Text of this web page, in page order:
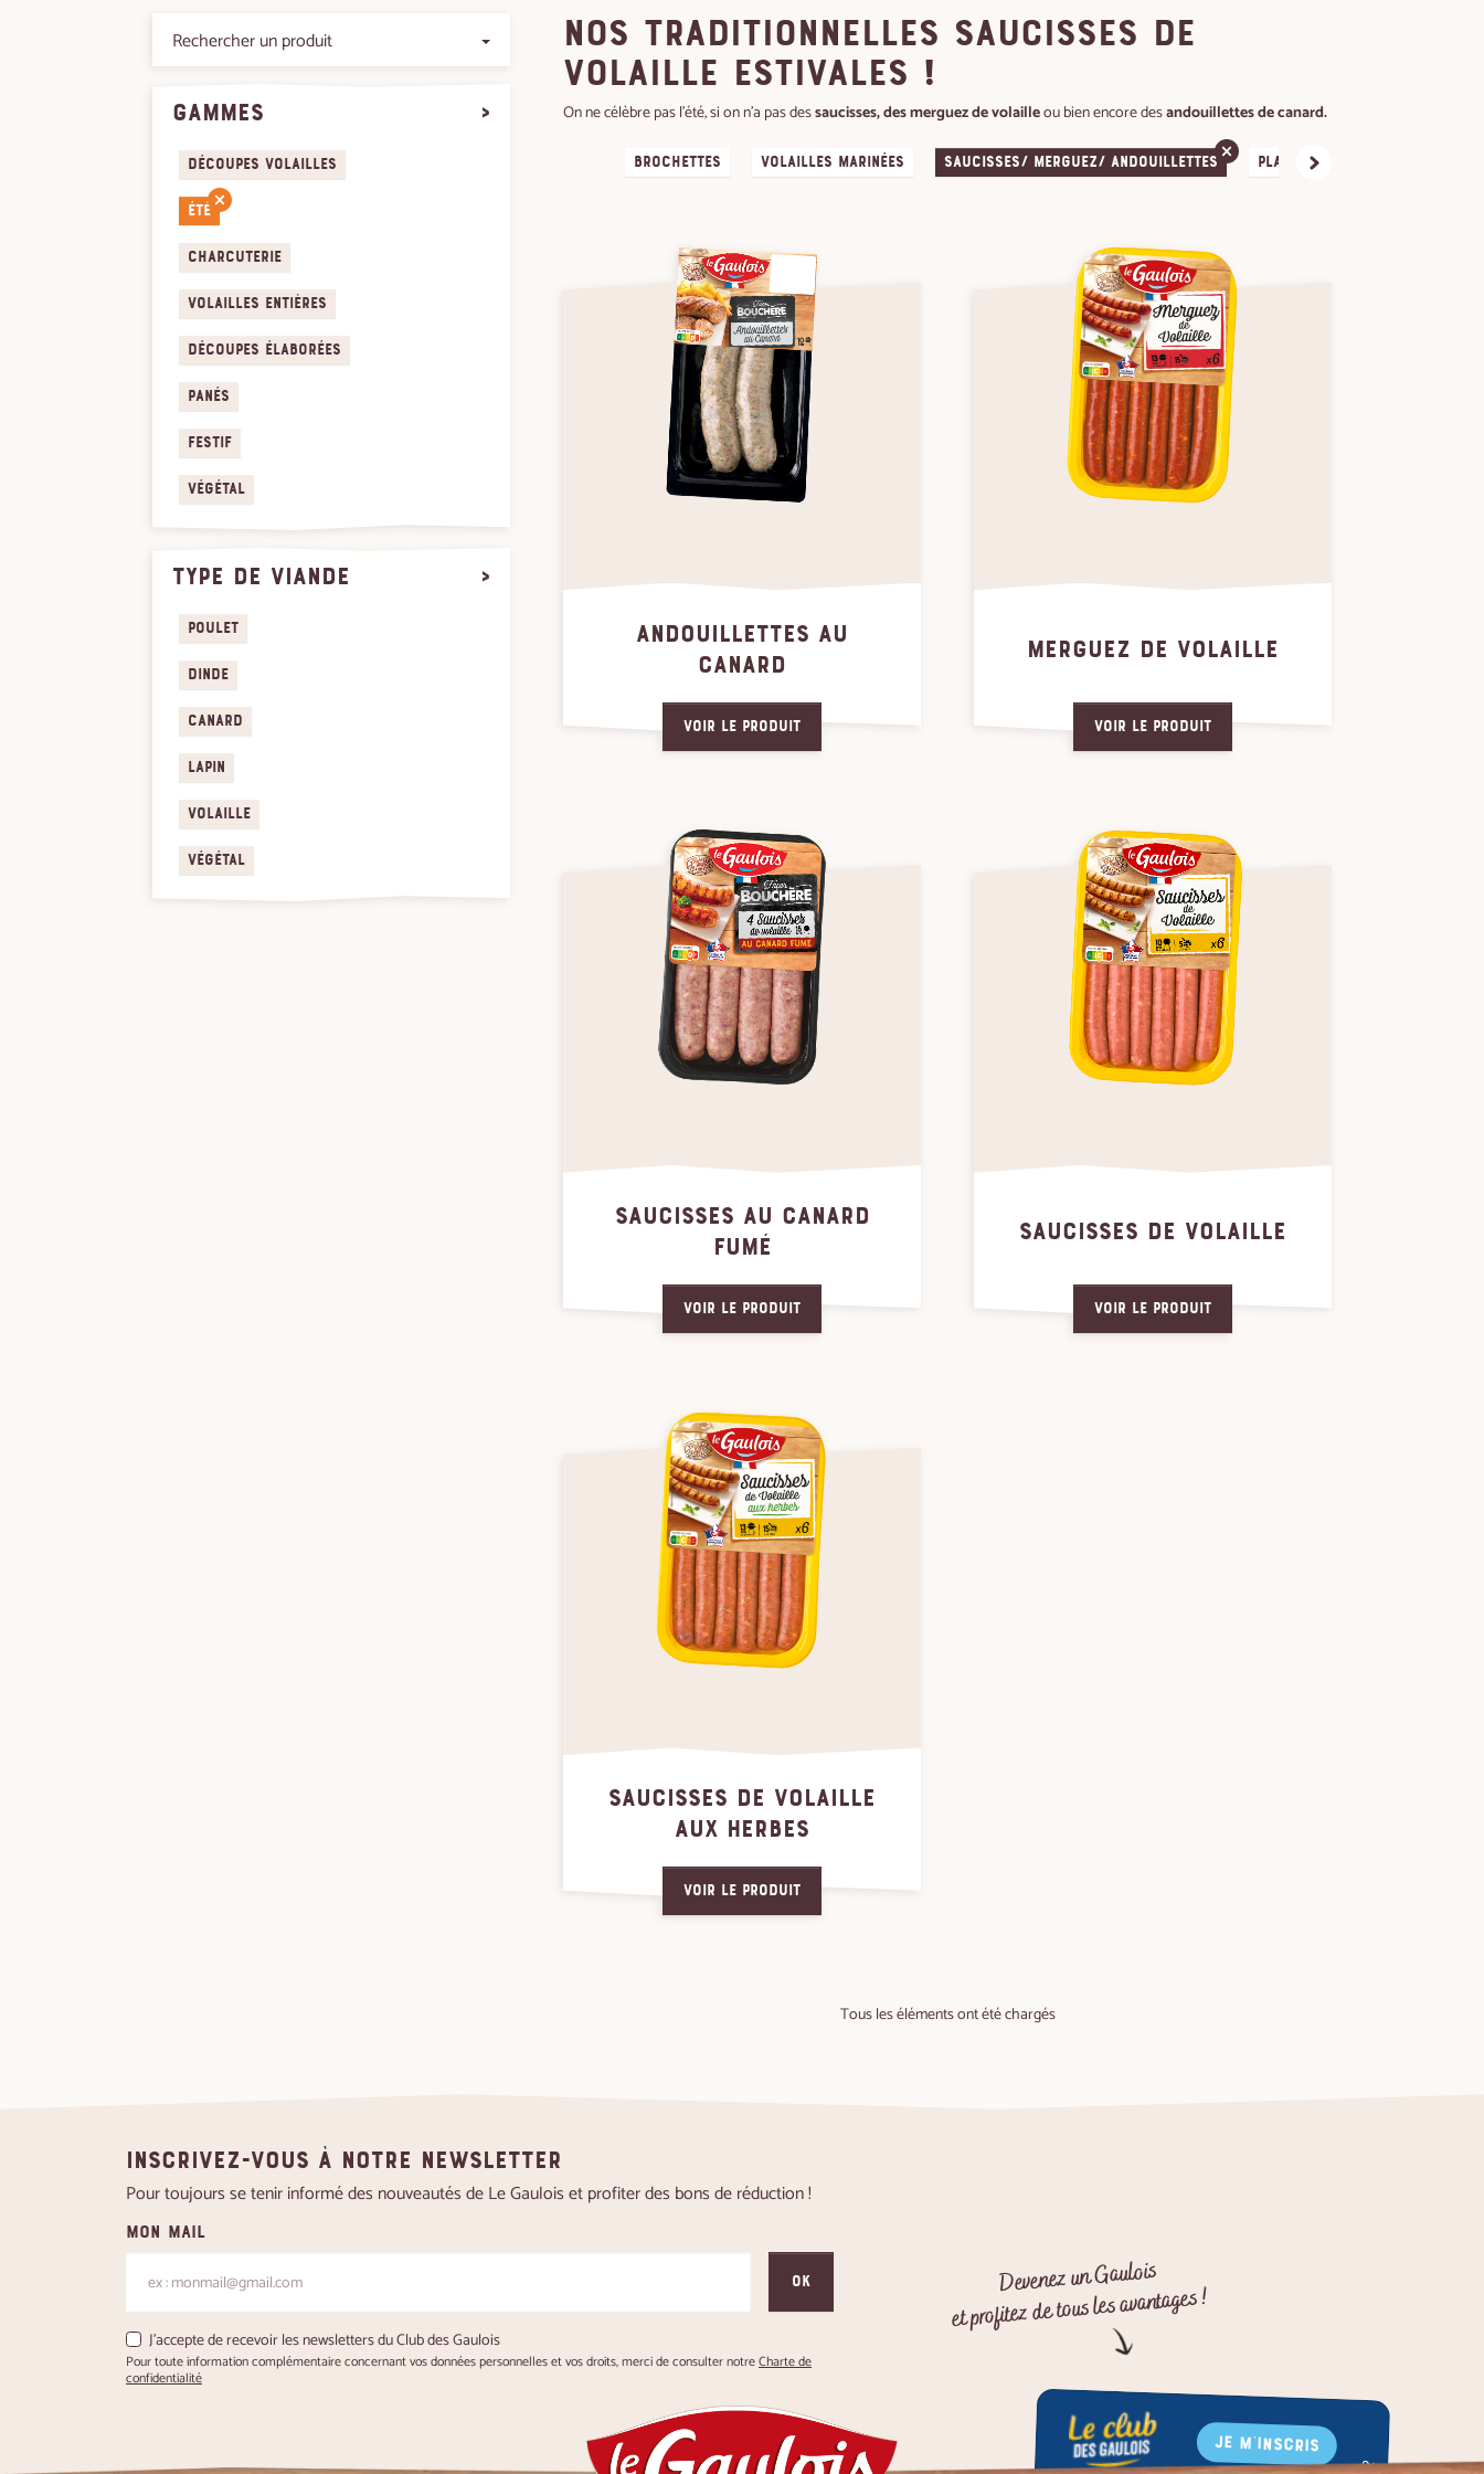
gammes >
Découpes volailles
Été
Charcuterie
Volailles entières
Découpes élaborées
Panés
Festif
Végétal
type de viande >
Poulet
Dinde
Canard
Lapin
Volaille
Végétal
Nos traditionnelles saucisses de
volaille estivales !
On ne célèbre pas l'été, si on n'a pas dessaucisses, des merguez de volailleou bien encore desandouillettes de canard.
Brochettes Volailles marinées Saucisses/ Merguez/ Andouillettes Plateaux
ANDOUILLETTES AU
CANARD
Voir le produit
MERGUEZ DE VOLAILLE
Voir le produit
SAUCISSES AU CANARD
FUMÉ
Voir le produit
SAUCISSES DE VOLAILLE
Voir le produit
SAUCISSES DE VOLAILLE
AUX HERBES
Voir le produit
Tous les éléments ont été chargés
Inscrivez-vous à notre newsletter
Pour toujours se tenir informé des nouveautés de Le Gaulois et profiter des bons de réduction !
Mon mail
OK
J'accepte de recevoir les newsletters du Club des Gaulois
Pour toute information complémentaire concernant vos données personnelles et vos droits, merci de consulter notreCharte de
confidentialité
Devenez un Gaulois
et profitez de tous les avantages !
JE M'INSCRIS